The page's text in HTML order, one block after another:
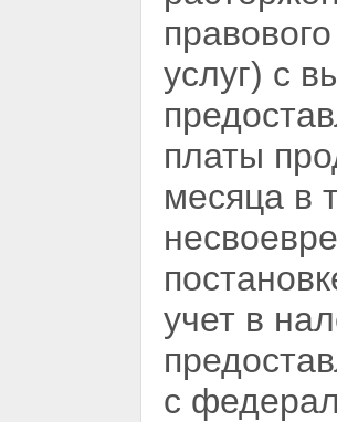
услуг) с
платы
месяца в
учет в
с